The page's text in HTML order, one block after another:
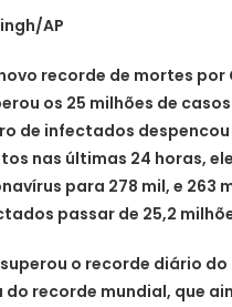
AP
recorde de mortes por
os 25 milhões de
de infectados
nas últimas 24 horas,
para 278 mil, e 263
passar de 25,2
o recorde diário do
do recorde mundial, que